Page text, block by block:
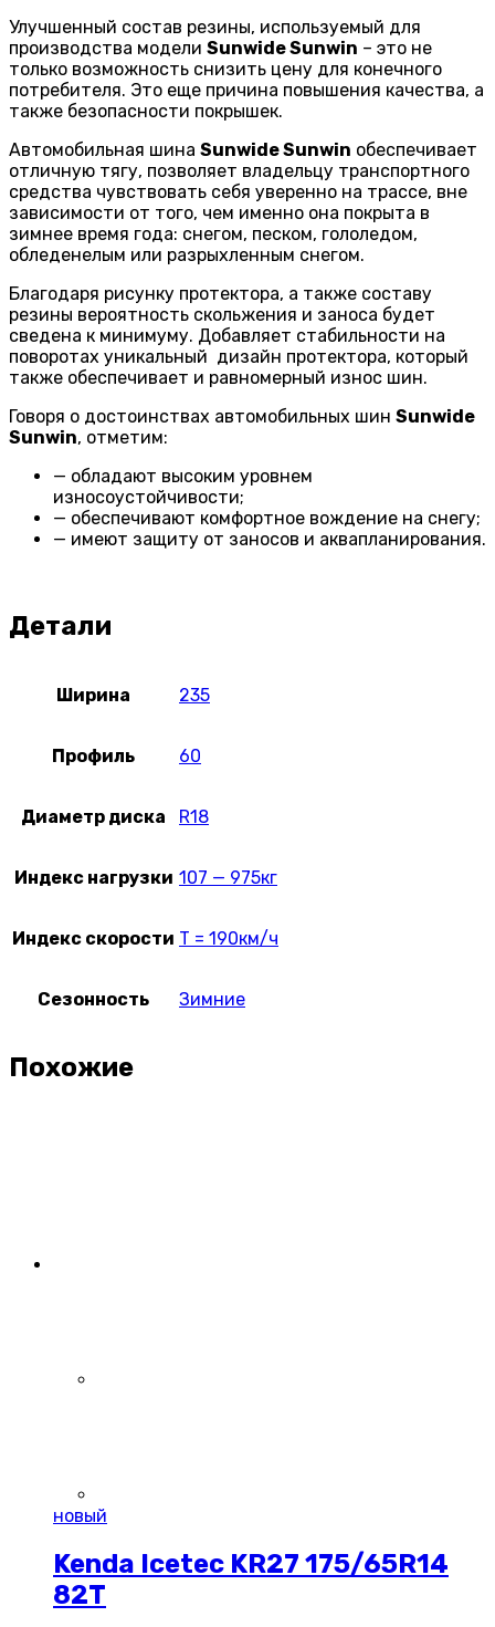
Улучшенный состав резины, используемый для
производства модели Sunwide Sunwin – это не
только возможность снизить цену для конечного
потребителя. Это еще причина повышения качества, а
также безопасности покрышек.
Автомобильная шина Sunwide Sunwin обеспечивает
отличную тягу, позволяет владельцу транспортного
средства чувствовать себя уверенно на трассе, вне
зависимости от того, чем именно она покрыта в
зимнее время года: снегом, песком, гололедом,
обледенелым или разрыхленным снегом.
Благодаря рисунку протектора, а также составу
резины вероятность скольжения и заноса будет
сведена к минимуму. Добавляет стабильности на
поворотах уникальный дизайн протектора, который
также обеспечивает и равномерный износ шин.
Говоря о достоинствах автомобильных шин Sunwide
Sunwin, отметим:
— обладают высоким уровнем
износоустойчивости;
— обеспечивают комфортное вождение на снегу;
— имеют защиту от заносов и аквапланирования.
Детали
Ширина 235
Профиль 60
Диаметр диска R18
Индекс нагрузки 107 — 975кг
Индекс скорости T = 190км/ч
Сезонность Зимние
Похожие
новый
Kenda Icetec KR27 175/65R14
82T